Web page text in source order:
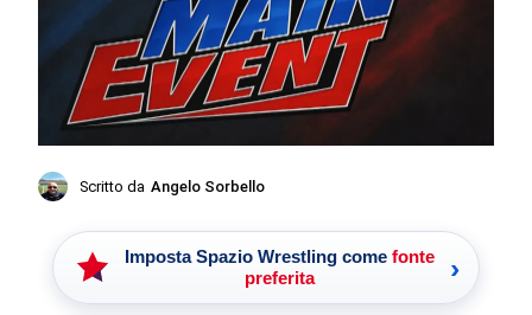
Scritto da Angelo Sorbello
Imposta Spazio Wrestling come fonte
preferita
›